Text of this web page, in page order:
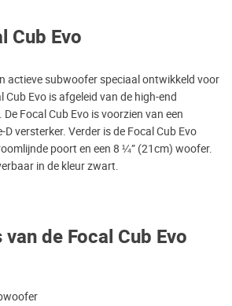
de Focal Cub Evo
Cub Evo
actieve subwoofer speciaal ontwikkeld voor
Cub Evo is afgeleid van de high-end
Focal Cub Evo is voorzien van een
versterker. Verder is de Focal Cub Evo
poort en een 8 ¼” (21cm) woofer.
in de kleur zwart.